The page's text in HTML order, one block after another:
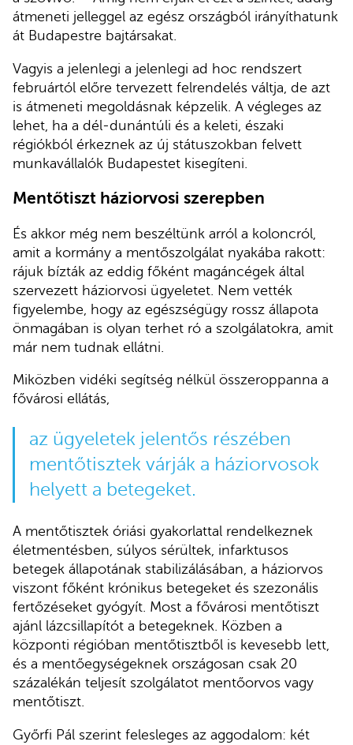
átmeneti jelleggel az egész országból irányíthatunk
át Budapestre bajtársakat.
Vagyis a jelenlegi a jelenlegi ad hoc rendszert
februártól előre tervezett felrendelés váltja, de azt
is átmeneti megoldásnak képzelik. A végleges az
lehet, ha a dél-dunántúli és a keleti, északi
régiókból érkeznek az új státuszokban felvett
munkavállalók Budapestet kisegíteni.
Mentőtiszt háziorvosi szerepben
És akkor még nem beszéltünk arról a koloncról,
amit a kormány a mentőszolgálat nyakába rakott:
rájuk bízták az eddig főként magáncégek által
szervezett háziorvosi ügyeletet. Nem vették
figyelembe, hogy az egészségügy rossz állapota
önmagában is olyan terhet ró a szolgálatokra, amit
már nem tudnak ellátni.
Miközben vidéki segítség nélkül összeroppanna a
fővárosi ellátás,
az ügyeletek jelentős részében
mentőtisztek várják a háziorvosok
helyett a betegeket.
A mentőtisztek óriási gyakorlattal rendelkeznek
életmentésben, súlyos sérültek, infarktusos
betegek állapotának stabilizálásában, a háziorvos
viszont főként krónikus betegeket és szezonális
fertőzéseket gyógyít. Most a fővárosi mentőtiszt
ajánl lázcsillapítót a betegeknek. Közben a
központi régióban mentőtisztből is kevesebb lett,
és a mentőegységeknek országosan csak 20
százalékán teljesít szolgálatot mentőorvos vagy
mentőtiszt.
Győrfi Pál szerint felesleges az aggodalom: két